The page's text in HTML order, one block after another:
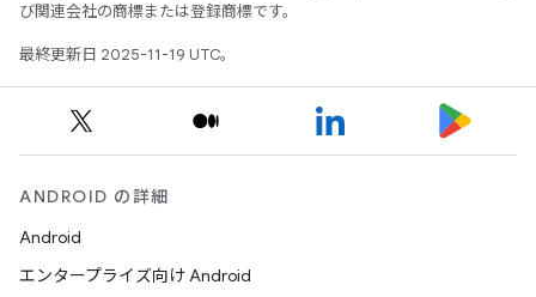
び関連会社の商標または登録商標です。
最終更新日 2025-11-19 UTC。
ANDROID の詳細
Android
エンタープライズ向け Android